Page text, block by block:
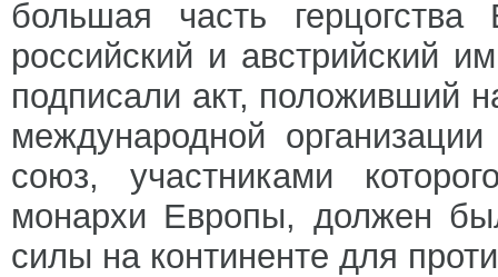
большая часть
российский и австрийский
подписали акт, положивший
международной
союз, участниками
монархи Европы, должен
силы на континенте для